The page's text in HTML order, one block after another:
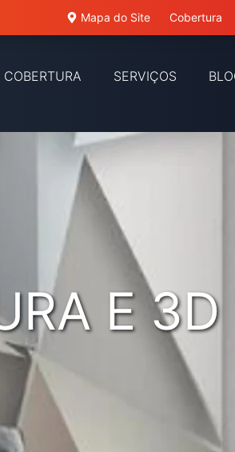
Mapa do Site Cobertura
SERVIÇOS
E 3D